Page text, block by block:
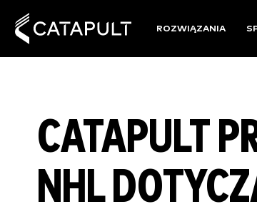
ROZWIĄZANIA
CATAPULT
NHL